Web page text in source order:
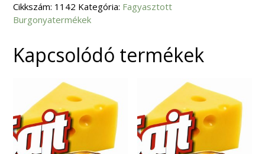
Mccain
5x2,5
kg/#
Cikkszám: 1142 Kategória: Fagyasztott
Burgonyatermékek
Kapcsolódó termékek